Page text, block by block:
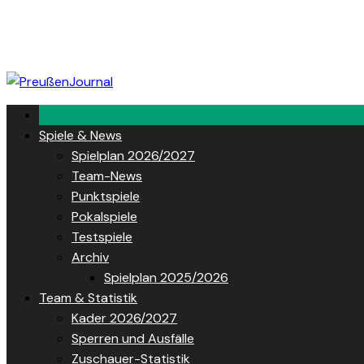
Spiele & News
Spielplan 2026/2027
Team-News
Punktspiele
Pokalspiele
Testspiele
Archiv
Spielplan 2025/2026
Team & Statistik
Kader 2026/2027
Sperren und Ausfälle
Zuschauer-Statistik